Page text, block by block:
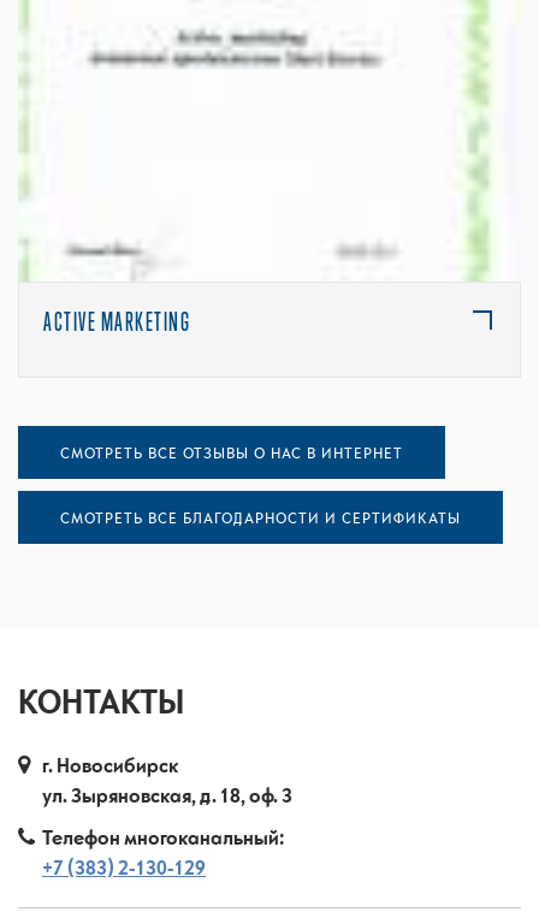
ACTIVE MARKETING
СМОТРЕТЬ ВСЕ ОТЗЫВЫ О НАС В ИНТЕРНЕТ
СМОТРЕТЬ ВСЕ БЛАГОДАРНОСТИ И СЕРТИФИКАТЫ
КОНТАКТЫ
г. Новосибирск
ул. Зыряновская, д. 18, оф. 3
Телефон многоканальный:
+7 (383) 2-130-129